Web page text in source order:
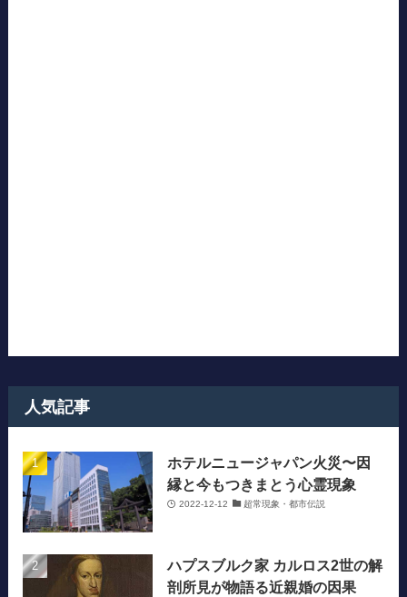
人気記事
ホテルニュージャパン火災〜因
縁と今もつきまとう心霊現象
2022-12-12 超常現象・都市伝説
ハプスブルク家 カルロス2世の解
剖所見が物語る近親婚の因果